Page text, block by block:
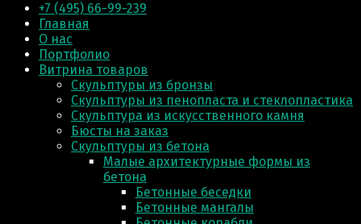
+7 (495) 66-99-239
Главная
О нас
Портфолио
Витрина товаров
Скульптуры из бронзы
Скульптуры из пенопласта и стеклопластика
Скульптура из искусственного камня
Бюсты на заказ
Скульптуры из бетона
Малые архитектурные формы из
бетона
Бетонные беседки
Бетонные мангалы